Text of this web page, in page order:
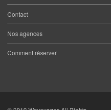
Contact
Nos agences
Comment réserver